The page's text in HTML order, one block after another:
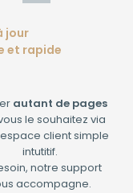
jour
et rapide
autant de pages
le souhaitez via
client simple
intutitif.
notre support
accompagne.